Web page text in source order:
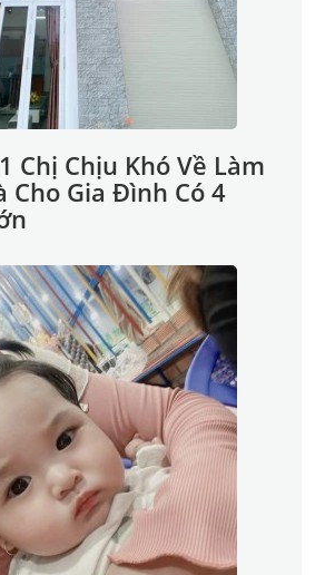
Chị Chịu Khó Về Làm
Cho Gia Đình Có 4